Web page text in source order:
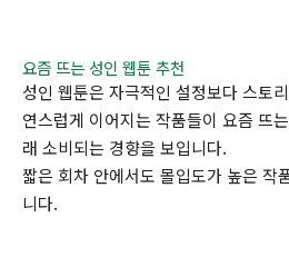
요즘 뜨는 성인 웹툰 추천
성인 웹툰은 자극적인 설정보다 스토
연스럽게 이어지는 작품들이 요즘 뜨
래 소비되는 경향을 보입니다.
짧은 회차 안에서도 몰입도가 높은 작
니다.